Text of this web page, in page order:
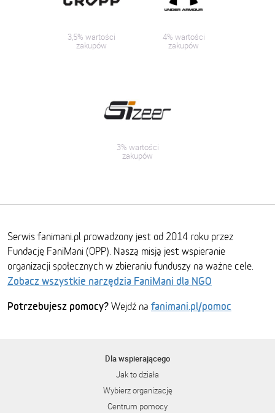
3,5% wartości
zakupów
4% wartości
zakupów
3% wartości
zakupów
Serwis fanimani.pl prowadzony jest od 2014 roku przez
Fundację FaniMani (OPP). Naszą misją jest wspieranie
organizacji społecznych w zbieraniu funduszy na ważne cele.
Zobacz wszystkie narzędzia FaniMani dla NGO
Potrzebujesz pomocy? Wejdź na fanimani.pl/pomoc
Dla wspierającego
Jak to działa
Wybierz organizację
Centrum pomocy